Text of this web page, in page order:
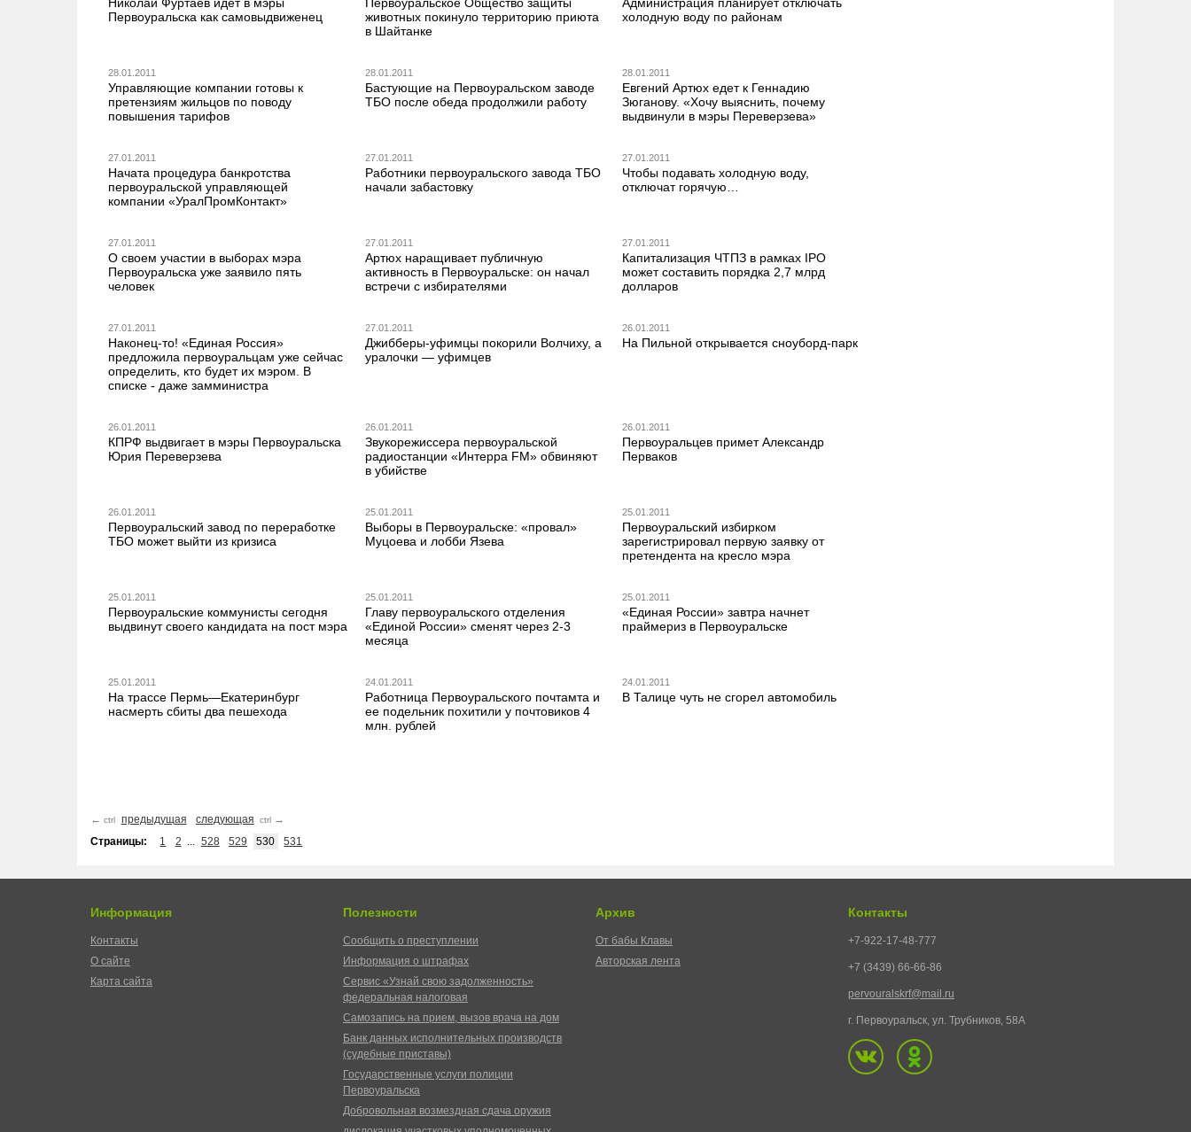
Первоуральска как самовыдвиженец
животных покинуло территорию приюта
в Шайтанке
холодную воду по районам
28.01.2011
Управляющие компании готовы к
претензиям жильцов по поводу
повышения тарифов
28.01.2011
Бастующие на Первоуральском заводе
ТБО после обеда продолжили работу
28.01.2011
Евгений Артюх едет к Геннадию
Зюганову. «Хочу выяснить, почему
выдвинули в мэры Переверзева»
27.01.2011
Начата процедура банкротства
первоуральской управляющей
компании «УралПромКонтакт»
27.01.2011
Работники первоуральского завода ТБО
начали забастовку
27.01.2011
Чтобы подавать холодную воду,
отключат горячую…
27.01.2011
О своем участии в выборах мэра
Первоуральска уже заявило пять
человек
27.01.2011
Артюх наращивает публичную
активность в Первоуральске: он начал
встречи с избирателями
27.01.2011
Капитализация ЧТПЗ в рамках IPO
может составить порядка 2,7 млрд
долларов
27.01.2011
Наконец-то! «Единая Россия»
предложила первоуральцам уже сейчас
определить, кто будет их мэром. В
списке - даже замминистра
27.01.2011
Джибберы-уфимцы покорили Волчиху, а
уралочки — уфимцев
26.01.2011
На Пильной открывается сноуборд-парк
26.01.2011
КПРФ выдвигает в мэры Первоуральска
Юрия Переверзева
26.01.2011
Звукорежиссера первоуральской
радиостанции «Интерра FM» обвиняют
в убийстве
26.01.2011
Первоуральцев примет Александр
Перваков
26.01.2011
Первоуральский завод по переработке
ТБО может выйти из кризиса
25.01.2011
Выборы в Первоуральске: «провал»
Муцоева и лобби Язева
25.01.2011
Первоуральский избирком
зарегистрировал первую заявку от
претендента на кресло мэра
25.01.2011
Первоуральские коммунисты сегодня
выдвинут своего кандидата на пост мэра
25.01.2011
Главу первоуральского отделения
«Единой России» сменят через 2-3
месяца
25.01.2011
«Единая России» завтра начнет
праймериз в Первоуральске
25.01.2011
На трассе Пермь—Екатеринбург
насмерть сбиты два пешехода
24.01.2011
Работница Первоуральского почтамта и
ее подельник похитили у почтовиков 4
млн. рублей
24.01.2011
В Талице чуть не сгорел автомобиль
← ctrl предыдущая следующая ctrl →
Страницы:
1 2 ... 528 529 530 531
Информация
Контакты
О сайте
Карта сайта
Полезности
Сообщить о преступлении
Информация о штрафах
Сервис «Узнай свою задолженность»
федеральная налоговая
Самозапись на прием, вызов врача на дом
Банк данных исполнительных производств
(судебные приставы)
Государственные услуги полиции
Первоуральска
Добровольная возмездная сдача оружия
Архив
От бабы Клавы
Авторская лента
Контакты
+7-922-17-48-777
+7 (3439) 66-66-86
pervouralskrf@mail.ru
г. Первоуральск, ул. Трубников, 58А